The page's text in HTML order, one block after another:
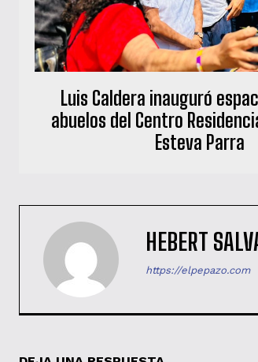
Luis Caldera inauguró
abuelos del Centro
Esteva Parra
HEBERT
https://elpepazo.com